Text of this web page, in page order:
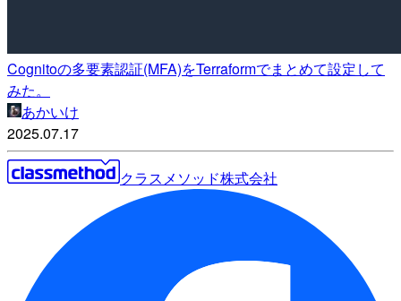
Cognitoの多要素認証(MFA)をTerraformでまとめて設定して
みた。
あかいけ
2025.07.17
クラスメソッド株式会社